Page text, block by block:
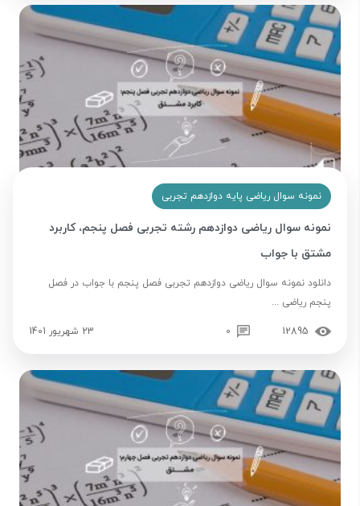
نمونه سوال ریاضی پایه دوازدهم تجربی
نمونه سوال ریاضی دوازدهم رشته تجربی فصل پنجم، کاربرد
مشتق با جواب
دانلود نمونه سوال ریاضی دوازدهم تجربی فصل پنجم با جواب در فصل
پنجم ریاضی ...
12895
0 23 شهریور 1401